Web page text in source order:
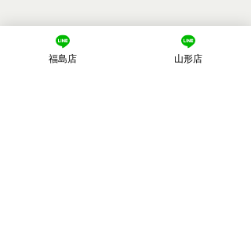
福島店 山形店